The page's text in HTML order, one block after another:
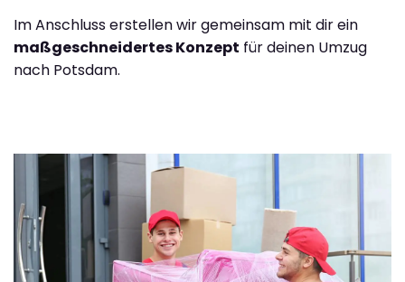
Im Anschluss erstellen wir gemeinsam mit dir ein
maßgeschneidertes Konzept für deinen Umzug
nach Potsdam.